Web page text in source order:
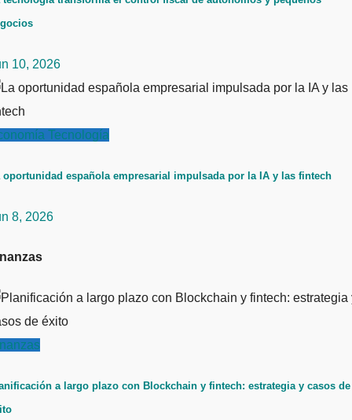
10, 2026
Tecnología
oportunidad española empresarial impulsada por la IA y las fintech
8, 2026
a largo plazo con Blockchain y fintech: estrategia y casos de